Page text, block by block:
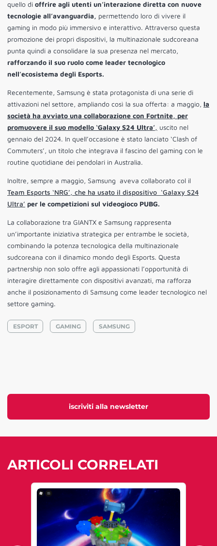
iscriviti alla newsletter
quello di offrire agli utenti un’interazione diretta con nuove
tecnologie all’avanguardia, permettendo loro di vivere il
gaming in modo più immersivo e interattivo. Attraverso questa
promozione dei propri dispositivi, la multinazionale sudcoreana
punta quindi a consolidare la sua presenza nel mercato,
rafforzando il suo ruolo come leader tecnologico
nell’ecosistema degli Esports.
Recentemente, Samsung è stata protagonista di una serie di
attivazioni nel settore, ampliando così la sua offerta: a maggio, la
società ha avviato una collaborazione con Fortnite, per
promuovere il suo modello ‘Galaxy S24 Ultra’, uscito nel
gennaio del 2024. In quell’occasione è stato lanciato ‘Clash of
Commuters’, un titolo che integrava il fascino del gaming con le
routine quotidiane dei pendolari in Australia.
Inoltre, sempre a maggio, Samsung aveva collaborato col il
Team Esports ‘NRG’, che ha usato il dispositivo ‘Galaxy S24
Ultra’ per le competizioni sul videogioco PUBG.
La collaborazione tra GIANTX e Samsung rappresenta
un’importante iniziativa strategica per entrambe le società,
combinando la potenza tecnologica della multinazionale
sudcoreana con il dinamico mondo degli Esports. Questa
partnership non solo offre agli appassionati l’opportunità di
interagire direttamente con dispositivi avanzati, ma rafforza
anche il posizionamento di Samsung come leader tecnologico nel
settore gaming.
ESPORT GAMING SAMSUNG
ARTICOLI CORRELATI